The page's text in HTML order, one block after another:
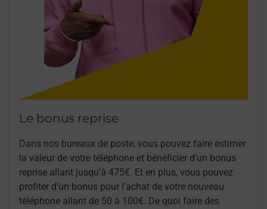
Le bonus reprise
Dans nos bureaux de poste, vous pouvez faire estimer
la valeur de votre téléphone et bénéficier d’un bonus
reprise allant jusqu’à 475€. Et en plus, vous pouvez
profiter d’un bonus pour l’achat de votre nouveau
téléphone allant de 50 à 100€. De quoi faire des